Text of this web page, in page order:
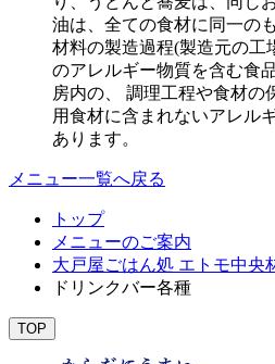
油は、全ての食材に同一の
材料の製造過程(製造元の工
のアレルギー物質を含む食
房内の、 調理工程や食材の
用食材に含まれないアレル
あります。
メニュー一覧へ戻る
トップ
メニューのご案内
大戸屋ごはん処 エトモ中央
ドリンクバー各種
TOP